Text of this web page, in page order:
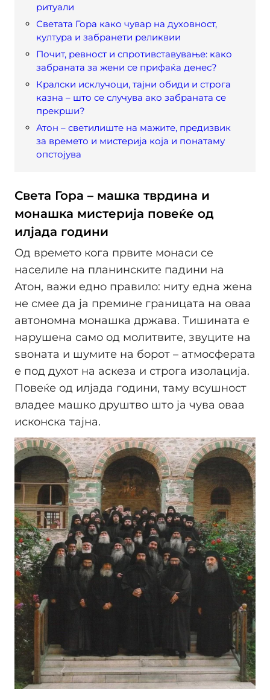
ритуали
Светата Гора како чувар на духовност,
култура и забранети реликвии
Почит, ревност и спротивставување: како
забраната за жени се прифаќа денес?
Кралски исклучоци, тајни обиди и строга
казна – што се случува ако забраната се
прекрши?
Атон – светилиште на мажите, предизвик
за времето и мистерија која и понатаму
опстојува
Света Гора – машка тврдина и
монашка мистерија повеќе од
илјада години
Од времето кога првите монаси се
населиле на планинските падини на
Атон, важи едно правило: ниту една жена
не смее да ја премине границата на оваа
автономна монашка држава. Тишината е
нарушена само од молитвите, звуците на
ѕвоната и шумите на борот – атмосферата
е под духот на аскеза и строга изолација.
Повеќе од илјада години, таму всушност
владее машко друштво што ја чува оваа
исконска тајна.